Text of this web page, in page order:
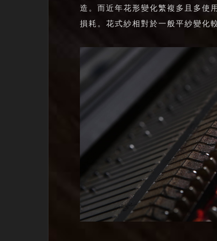
造。而近年花形變化繁複多且多使
損耗。花式紗相對於一般平紗變化